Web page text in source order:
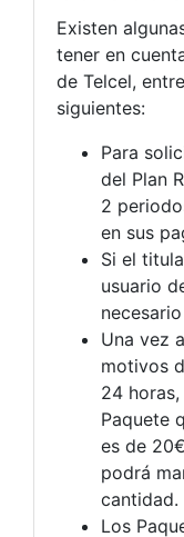
Existen
tener en
de Telcel,
siguientes:
Para
del Plan
2
en sus
Si el
usuario
Una vez
motivos
24
Paquete
es de
podrá
cantidad.
Los